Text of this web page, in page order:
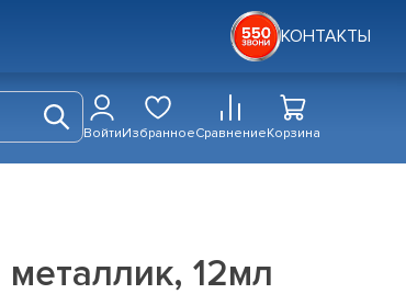
КОНТАКТЫ
ВойтиИзбранноеСравнениеКорзина
12мл